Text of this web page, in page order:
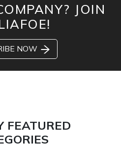
JOIN
NOW
FEATURED